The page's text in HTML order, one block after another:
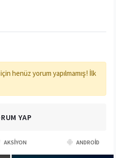
AKSIYON ANDROID
için henüz yorum yapılmamış! İlk
YAP